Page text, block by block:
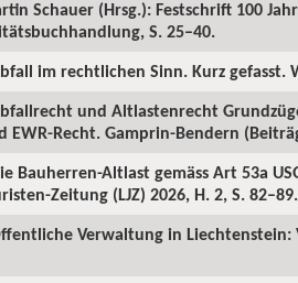
Schauer (Hrsg.): Festschrift 100
S. 25–40.
im rechtlichen Sinn. Kurz gefasst.
und Altlastenrecht
EWR-Recht. Gamprin-Bendern
Bauherren-Altlast gemäss Art 53a
Zeitung (LJZ) 2026, H. 2, S. 82–89.
Verwaltung in